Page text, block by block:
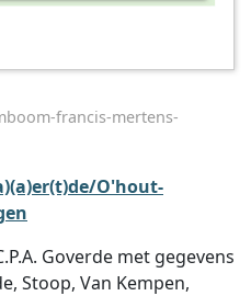
francis-mertens-
O'hout-
Goverde met gegevens
Stoop, Van Kempen,